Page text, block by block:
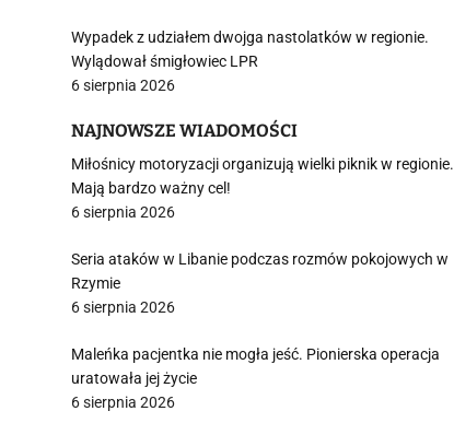
Wypadek z udziałem dwojga nastolatków w regionie.
Wylądował śmigłowiec LPR
6 sierpnia 2026
NAJNOWSZE WIADOMOŚCI
Miłośnicy motoryzacji organizują wielki piknik w regionie.
Mają bardzo ważny cel!
6 sierpnia 2026
Seria ataków w Libanie podczas rozmów pokojowych w
Rzymie
6 sierpnia 2026
Maleńka pacjentka nie mogła jeść. Pionierska operacja
uratowała jej życie
6 sierpnia 2026